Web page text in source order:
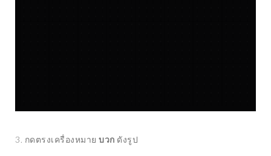
3. กดตรงเครื่องหมาย บวก ดังรูป